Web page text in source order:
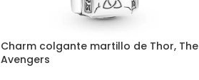
Charm colgante martillo de Thor, The
Avengers